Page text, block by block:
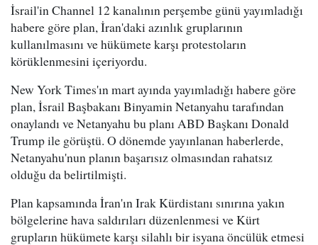
İsrail'in Channel 12 kanalının perşembe günü yayımladığı
habere göre plan, İran'daki azınlık gruplarının
kullanılmasını ve hükümete karşı protestoların
körüklenmesini içeriyordu.
New York Times'ın mart ayında yayımladığı habere göre
plan, İsrail Başbakanı Binyamin Netanyahu tarafından
onaylandı ve Netanyahu bu planı ABD Başkanı Donald
Trump ile görüştü. O dönemde yayınlanan haberlerde,
Netanyahu'nun planın başarısız olmasından rahatsız
olduğu da belirtilmişti.
Plan kapsamında İran'ın Irak Kürdistanı sınırına yakın
bölgelerine hava saldırıları düzenlenmesi ve Kürt
grupların hükümete karşı silahlı bir isyana öncülük etmesi